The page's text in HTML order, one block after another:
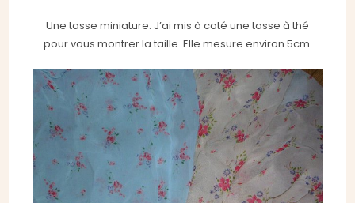
Une tasse miniature. J’ai mis à coté une tasse à thé
pour vous montrer la taille. Elle mesure environ 5cm.